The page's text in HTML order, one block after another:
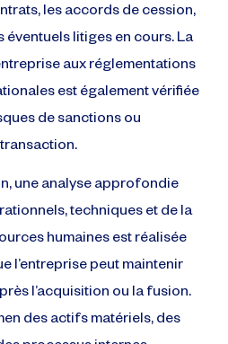
les accords de cession,
éventuels litiges en cours. La
aux réglementations
est également vérifiée
de sanctions ou
une analyse approfondie
techniques et de la
humaines est réalisée
l’entreprise peut maintenir
l’acquisition ou la fusion.
des actifs matériels, des